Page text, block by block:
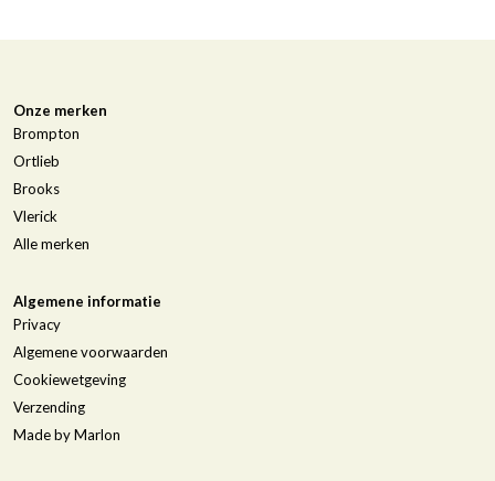
Onze merken
Brompton
Ortlieb
Brooks
Vlerick
Alle merken
Algemene informatie
Privacy
Algemene voorwaarden
Cookiewetgeving
Verzending
Made by Marlon